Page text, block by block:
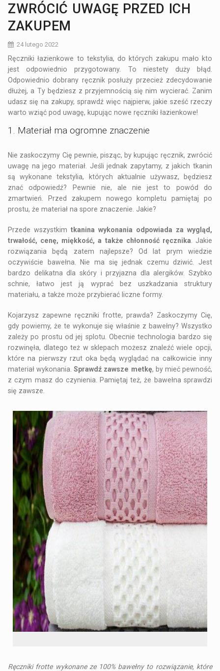
ZWRÓCIĆ UWAGĘ PRZED ICH
ZAKUPEM
24 lutego 2022
Ręczniki łazienkowe to tekstylia, do których zakupu mało kto
jest odpowiednio przygotowany. To niestety duży błąd.
Odpowiednio dobrany ręcznik posłuży przecież zdecydowanie
dłużej, a Ty będziesz z przyjemnością się nim wycierać. Zanim
udasz się na zakupy, sprawdź więc najpierw, jakie sześć rzeczy
warto wziąć pod uwagę, kupując nowe ręczniki łazienkowe!
1. Materiał ma ogromne znaczenie
Nie zaskoczymy Cię pewnie, pisząc, by kupując ręcznik, zwrócić
uwagę na jego materiał. Jeśli jednak zapytamy, z jakich tkanin
są wykonane tekstylia, których aktualnie używasz, będziesz
znać odpowiedź? Pewnie nie, ale nie jest to powód do
zmartwień. Przed zakupem nowego kompletu pamiętaj po
prostu, że materiał na spore znaczenie. Jakie?
Przede wszystkimtkanina wykonania odpowiada za wygląd,
trwałość, cenę, miękkość, a także chłonność ręcznika . Jakie
rozwiązania będą zatem najlepsze? Od lat prym wiedzie
oczywiście bawełna. Nie ma się jednak czemu dziwić. Jest
bardzo delikatna dla skóry i przyjazna dla alergików. Szybko
schnie, łatwo jest ją wyprać bez uszkadzania struktury
materiału, a także może przybierać liczne formy.
Kojarzysz zapewne ręczniki frotte, prawda? Zaskoczymy Cię,
gdy powiemy, że te wykonuje się właśnie z bawełny? Wszystko
zależy po prostu od jej splotu. Obecnie technologia bardzo się
rozwinęła, dlatego też w sklepach możesz znaleźć wiele opcji,
które na pierwszy rzut oka będą wyglądać na całkowicie inny
materiał wykonania.Sprawdź zawsze metkę, by mieć pewność,
z czym masz do czynienia. Pamiętaj też, że bawełna sprawdzi
się zawsze.
Ręczniki frotte wykonane ze 100% bawełny to rozwiązanie, które